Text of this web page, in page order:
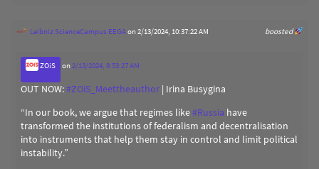
boosted
Leibniz ScienceCampus EEGAon 2/13/2024, 10:37:22 AM
ZOiS on2/13/2024, 8:53:27 AM
OUT NOW:#ZOiS_Meettheauthor | Irina Busygina
“In our book, we argue that regimes like#Russia have
transformed the institutions of federalism and decentralisation
into instruments that help them stay in control and limit political
instability.”